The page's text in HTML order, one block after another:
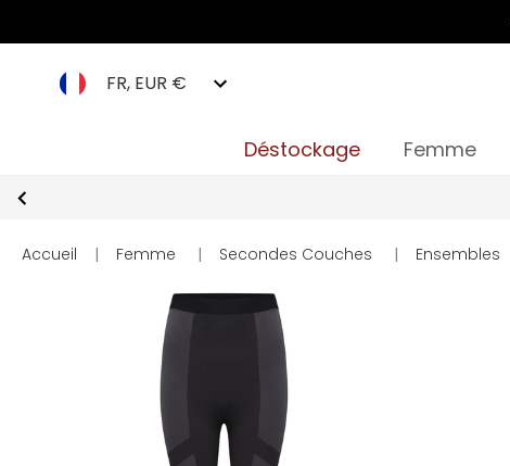
FR, EUR €
Déstockage Femme
Accueil | Femme | Secondes Couches | Ensembles